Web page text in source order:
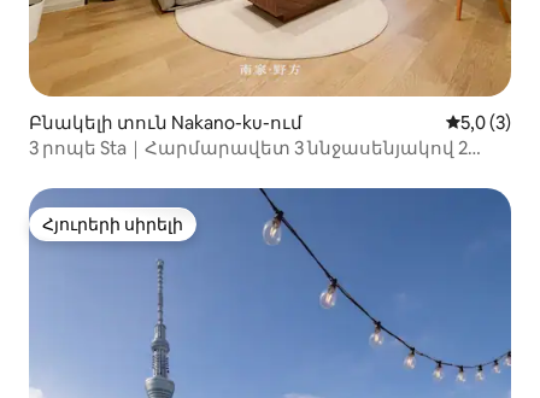
Բնակելի տուն Nakano-ku-ում Միջին
5,0 (3)
3 րոպե Sta｜Հարմարավետ 3 ննջասենյակով 2
Շինջուկու
Հյուրերի սիրելի
Հյուրերի սիրելի